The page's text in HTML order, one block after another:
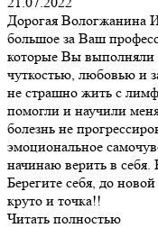
Дорогая Вологжанина
большое за Ваш
которые Вы выполняли
чуткостью, любовью и
не страшно жить с
помогли и научили
болезнь не
эмоциональное
начинаю верить в себя.
Берегите себя, до
круто и точка!!
Читать полностью